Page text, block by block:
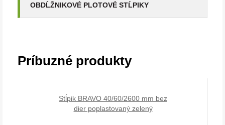
OBDĹŽNIKOVÉ PLOTOVÉ STĹPIKY
Príbuzné produkty
Stĺpik BRAVO 40/60/2600 mm bez
dier poplastovaný zelený